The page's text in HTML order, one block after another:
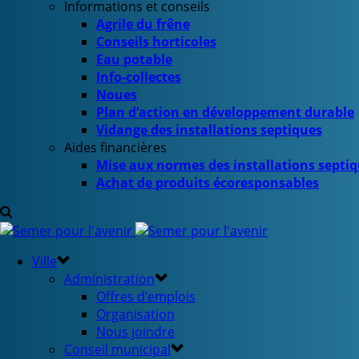
Informations et conseils
Agrile du frêne
Conseils horticoles
Eau potable
Info-collectes
Noues
Plan d’action en développement durable
Vidange des installations septiques
Aides financières
Mise aux normes des installations
Achat de produits écoresponsables
Ville
Administration
Offres d’emplois
Organisation
Nous joindre
Conseil municipal